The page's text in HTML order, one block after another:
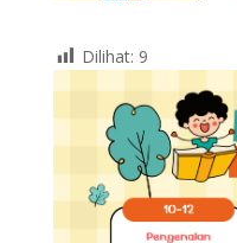
Dilihat: 9